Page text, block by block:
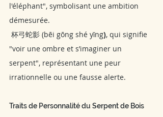
l'éléphant", symbolisant une ambition
démesurée.
杯弓蛇影 (bēi gōng shé yǐng), qui signifie
"voir une ombre et s’imaginer un
serpent", représentant une peur
irrationnelle ou une fausse alerte.
Traits de Personnalité du Serpent de Bois